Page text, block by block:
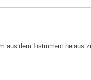
aus dem Instrument heraus